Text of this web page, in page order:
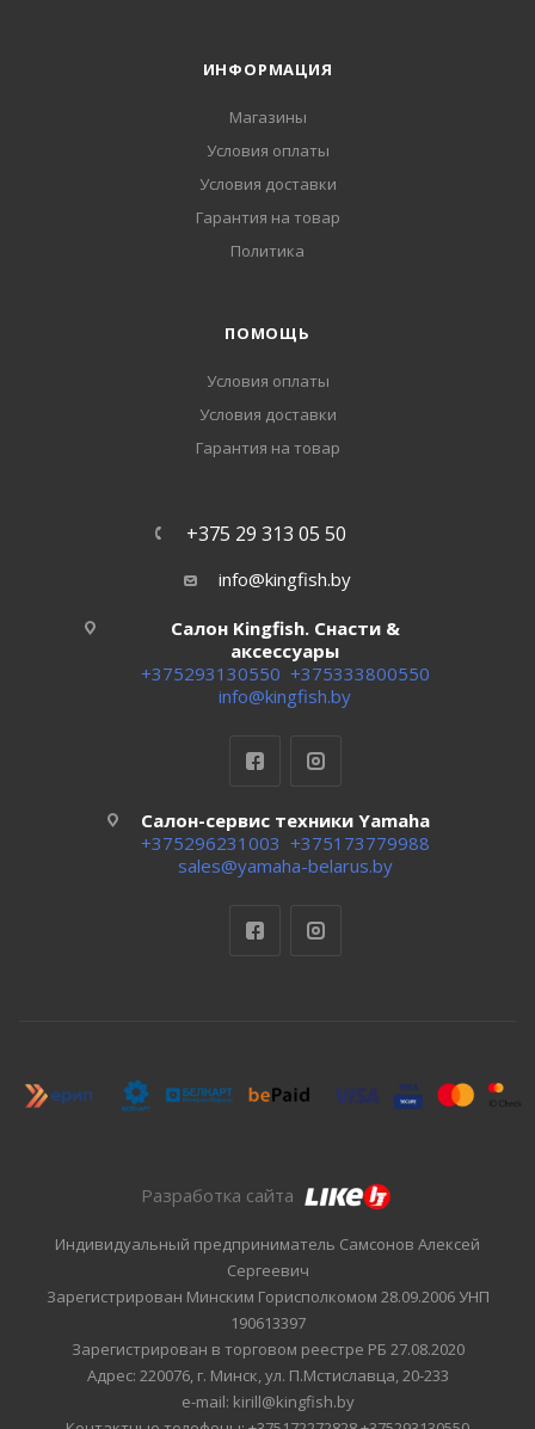
ИНФОРМАЦИЯ
Магазины
Условия оплаты
Условия доставки
Гарантия на товар
Политика
ПОМОЩЬ
Условия оплаты
Условия доставки
Гарантия на товар
+375 29 313 05 50
info@kingfish.by
Салон Kingfish. Снасти &
аксессуары
+375293130550 +375333800550
info@kingfish.by
Салон-сервис техники Yamaha
+375296231003 +375173779988
sales@yamaha-belarus.by
Разработка сайта
Индивидуальный предприниматель Самсонов Алексей
Сергеевич
Зарегистрирован Минским Горисполкомом 28.09.2006 УНП
190613397
Зарегистрирован в торговом реестре РБ 27.08.2020
Адрес: 220076, г. Минск, ул. П.Мстиславца, 20-233
e-mail: kirill@kingfish.by